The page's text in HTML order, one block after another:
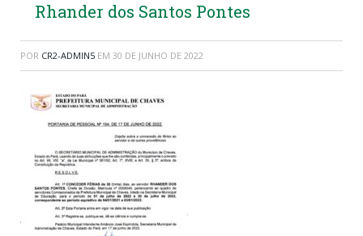
Rhander dos Santos Pontes
POR CR2-ADMIN5 EM 30 DE JUNHO DE 2022